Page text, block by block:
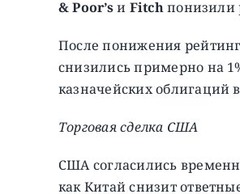
& Poor’sи Fitchпонизили
После понижения
снизились примерно на
казначейских облигаций
Торговая сделка США
США согласились
как Китай снизит